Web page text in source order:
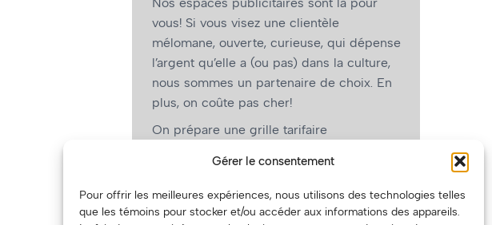
Gérer le consentement
Pour offrir les meilleures expériences, nous utilisons des technologies telles
que les témoins pour stocker et/ou accéder aux informations des appareils.
vous! Si vous visez une clientèle
mélomane, ouverte, curieuse, qui dépense
l’argent qu’elle a (ou pas) dans la culture,
nous sommes un partenaire de choix. En
plus, on coûte pas cher!
On prépare une grille tarifaire
vous, les artistes!)